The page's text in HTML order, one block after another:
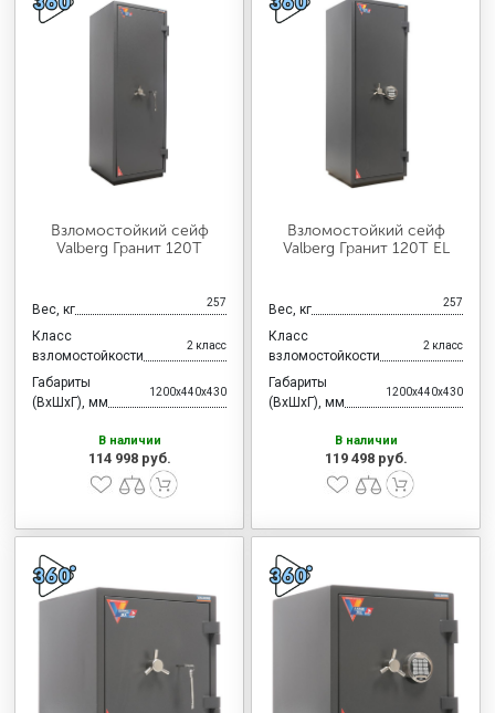
Взломостойкий сейф
Valberg Гранит 120Т
Вес, кг 257
Класс
взломостойкости
2 класс
Габариты
(ВхШхГ), мм
1200x440x430
В наличии
114 998 руб.
Взломостойкий сейф
Valberg Гранит 120Т EL
Вес, кг 257
Класс
взломостойкости
2 класс
Габариты
(ВхШхГ), мм
1200x440x430
В наличии
119 498 руб.